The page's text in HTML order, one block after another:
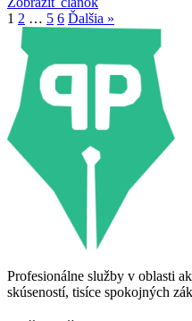
1 2 … 5 6 Ďalšia »
Profesionálne služby v oblasti
skúseností, tisíce spokojných